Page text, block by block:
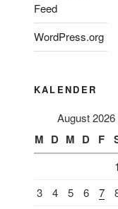
Feed
WordPress.org
KALENDER
August 2026
M D M D F
3
4 5 6 7